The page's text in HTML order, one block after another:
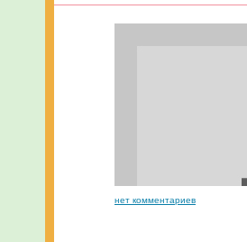
нет комментариев